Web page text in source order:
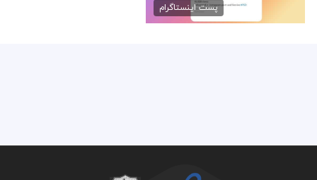
50,000 تومان
پست اینستاگرام